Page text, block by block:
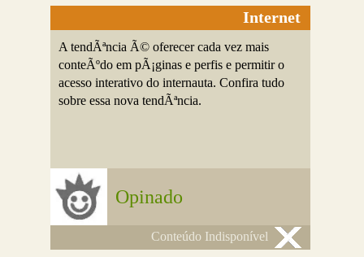
Internet
A tendÃªncia Ã© oferecer cada vez mais
conteÃºdo em pÃ¡ginas e perfis e permitir o
acesso interativo do internauta. Confira tudo
sobre essa nova tendÃªncia.
Opinado
Conteúdo Indisponível